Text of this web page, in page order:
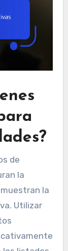
de
la
la
Utilizar